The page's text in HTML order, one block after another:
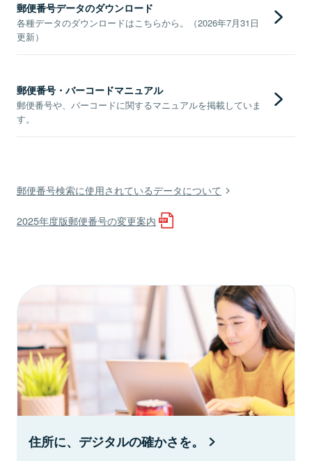
郵便番号データのダウンロード
各種データのダウンロードはこちらから。（2026年7月31日
更新）
郵便番号・バーコードマニュアル
郵便番号や、バーコードに関するマニュアルを掲載していま
す。
郵便番号検索に使用されているデータについて
2025年度版郵便番号の変更案内
住所に、デジタルの確かさを。